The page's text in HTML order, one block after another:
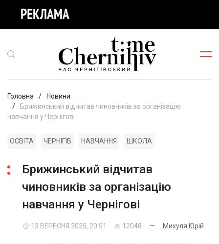
Головна
Новини
Брижинський відчитав чиновників за організацію
навчання у Чернігові
ОСВІТА ЧЕРНІГІВ НАВЧАННЯ ШКОЛА
Брижинський відчитав
чиновників за організацію
навчання у Чернігові
13 ВЕРЕСНЯ 2025, 20:51 12048 — Михуля Юрій